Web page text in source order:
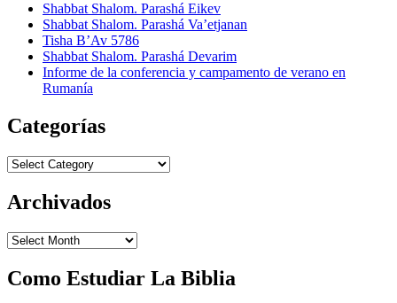
Shabbat Shalom. Parashá Eikev
Shabbat Shalom. Parashá Va’etjanan
Tisha B’Av 5786
Shabbat Shalom. Parashá Devarim
Informe de la conferencia y campamento de verano en
Rumanía
Categorías
Categorías
Archivados
Archivados
Como Estudiar La Biblia